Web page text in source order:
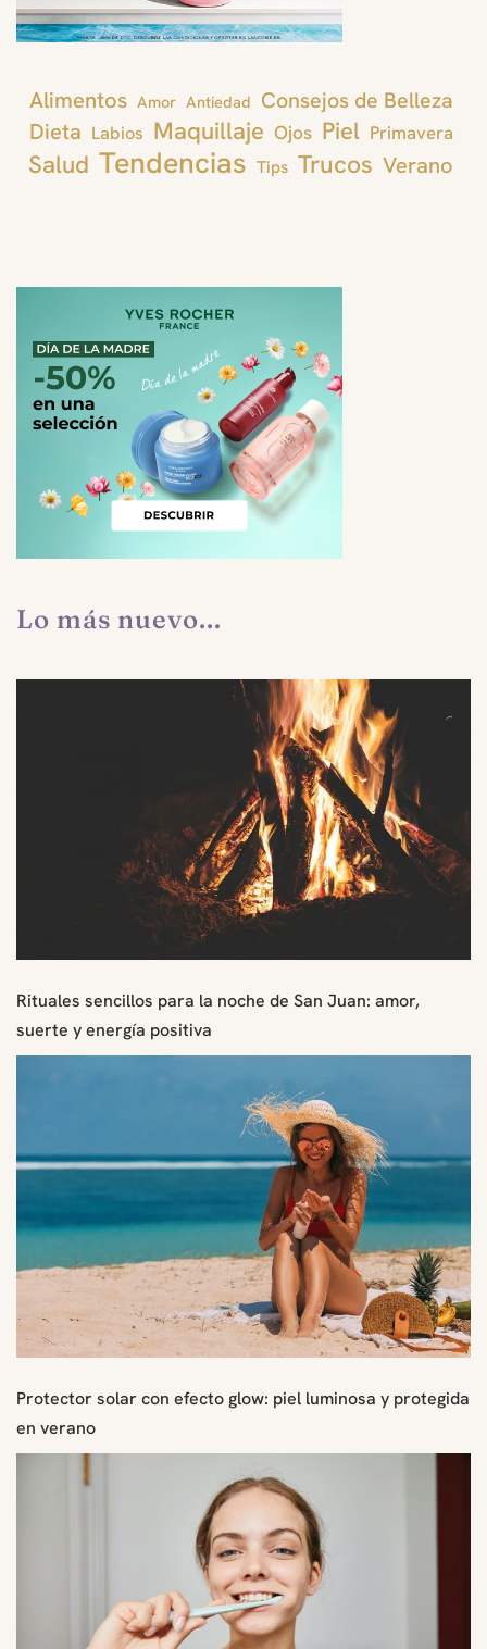
Alimentos Amor Antiedad Consejos de Belleza
Dieta Labios Maquillaje Ojos Piel Primavera
Salud Tendencias Tips Trucos Verano
Lo más nuevo...
Rituales sencillos para la noche de San Juan: amor,
suerte y energía positiva
Protector solar con efecto glow: piel luminosa y protegida
en verano